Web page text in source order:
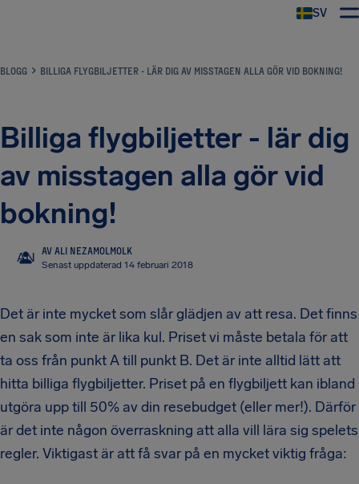
SV
BLOGG BILLIGA FLYGBILJETTER - LÄR DIG AV MISSTAGEN ALLA GÖR VID BOKNING!
Billiga flygbiljetter - lär dig
av misstagen alla gör vid
bokning!
AN
AV ALI NEZAMOLMOLK
Senast uppdaterad 14 februari 2018
Det är inte mycket som slår glädjen av att resa. Det finns
en sak som inte är lika kul. Priset vi måste betala för att
ta oss från punkt A till punkt B. Det är inte alltid lätt att
hitta billiga flygbiljetter. Priset på en flygbiljett kan ibland
utgöra upp till 50% av din resebudget (eller mer!). Därför
är det inte någon överraskning att alla vill lära sig spelets
regler. Viktigast är att få svar på en mycket viktig fråga: